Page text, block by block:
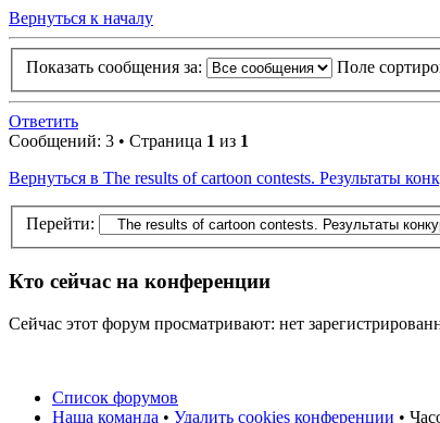
Вернуться к началу
Показать сообщения за: Поле
Ответить
Сообщений: 3 • Страница 1 из 1
Вернуться в The results of cartoon contests. Результаты
Перейти:
Кто сейчас на конференции
Сейчас этот форум просматривают: нет
Список форумов
Наша команда • Удалить cookies конференции •